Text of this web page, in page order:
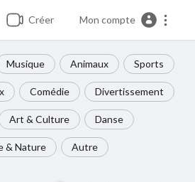
Créer Mon compte
Musique Animaux Sports
Comédie Divertissement
Art & Culture Danse
& Nature Autre